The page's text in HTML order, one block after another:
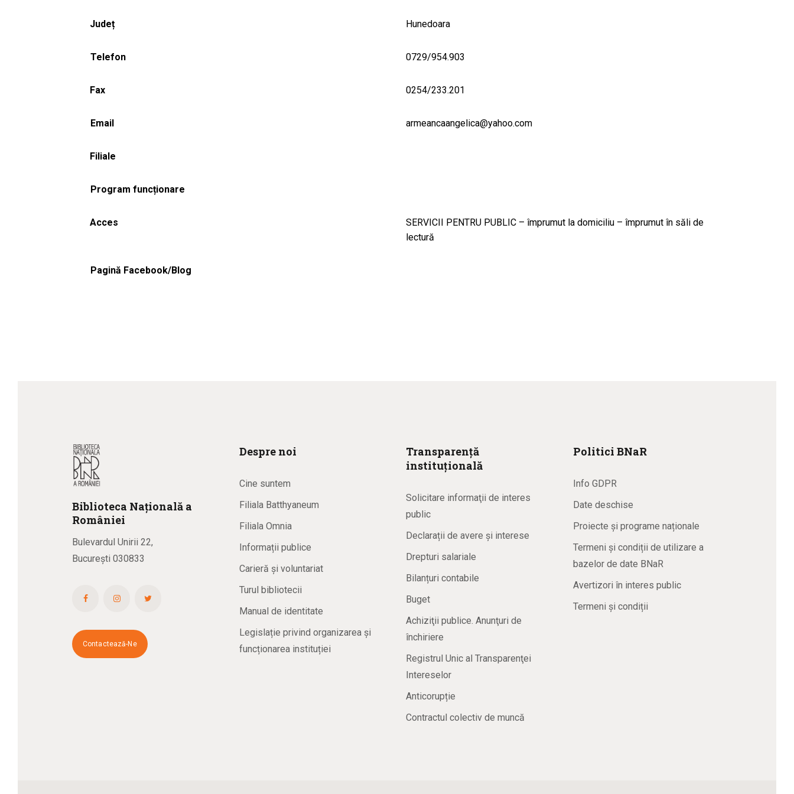
Județ Hunedoara
Telefon 0729/954.903
Fax 0254/233.201
Email armeancaangelica@yahoo.com
Filiale
Program funcționare
Acces
SERVICII PENTRU PUBLIC – împrumut la domiciliu – împrumut în săli de
lectură
Pagină Facebook/Blog
Biblioteca Națională a
României
Bulevardul Unirii 22,
București 030833
Contactează-Ne
Despre noi
Cine suntem
Filiala Batthyaneum
Filiala Omnia
Informații publice
Carieră și voluntariat
Turul bibliotecii
Manual de identitate
Legislație privind organizarea și
funcționarea instituției
Transparență
instituțională
Solicitare informaţii de interes
public
Declarații de avere și interese
Drepturi salariale
Bilanțuri contabile
Buget
Achiziţii publice. Anunţuri de
închiriere
Registrul Unic al Transparenţei
Intereselor
Anticorupție
Contractul colectiv de muncă
Politici BNaR
Info GDPR
Date deschise
Proiecte și programe naționale
Termeni și condiții de utilizare a
bazelor de date BNaR
Avertizori în interes public
Termeni și condiții